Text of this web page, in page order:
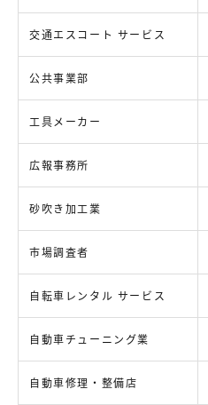
交通エスコート サービス
公共事業部
工具メーカー
広報事務所
砂吹き加工業
市場調査者
自転車レンタル サービス
自動車チューニング業
自動車修理・整備店